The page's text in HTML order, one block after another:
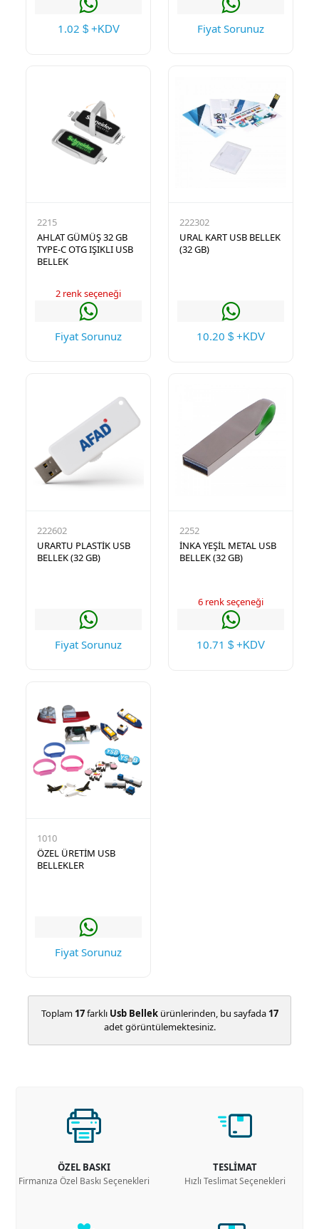
1.02 $ +KDV Fiyat Sorunuz
2215
AHLAT GÜMÜŞ 32 GB
TYPE-C OTG IŞIKLI USB
BELLEK
2 renk seçeneği
Fiyat Sorunuz
222302
URAL KART USB BELLEK
(32 GB)
10.20 $ +KDV
222602
URARTU PLASTİK USB
BELLEK (32 GB)
Fiyat Sorunuz
2252
İNKA YEŞİL METAL USB
BELLEK (32 GB)
6 renk seçeneği
10.71 $ +KDV
1010
ÖZEL ÜRETİM USB
BELLEKLER
Fiyat Sorunuz
Toplam 17farklı Usb Bellekürünlerinden, bu sayfada 17
adet görüntülemektesiniz.
ÖZEL BASKI
Firmanıza Özel Baskı Seçenekleri
TESLİMAT
Hızlı Teslimat Seçenekleri